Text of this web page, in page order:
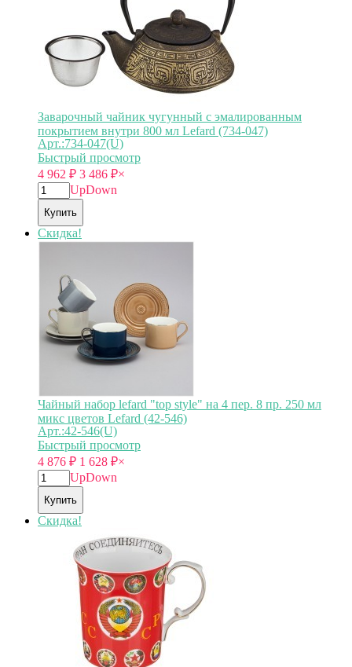
Заварочный чайник чугунный с эмалированным
покрытием внутри 800 мл Lefard (734-047)
Арт.:734-047(U)
Быстрый просмотр
4 962 ₽ 3 486 ₽×
UpDown
Купить
Скидка!
Чайный набор lefard "top style" на 4 пер. 8 пр. 250 мл
микс цветов Lefard (42-546)
Арт.:42-546(U)
Быстрый просмотр
4 876 ₽ 1 628 ₽×
UpDown
Купить
Скидка!